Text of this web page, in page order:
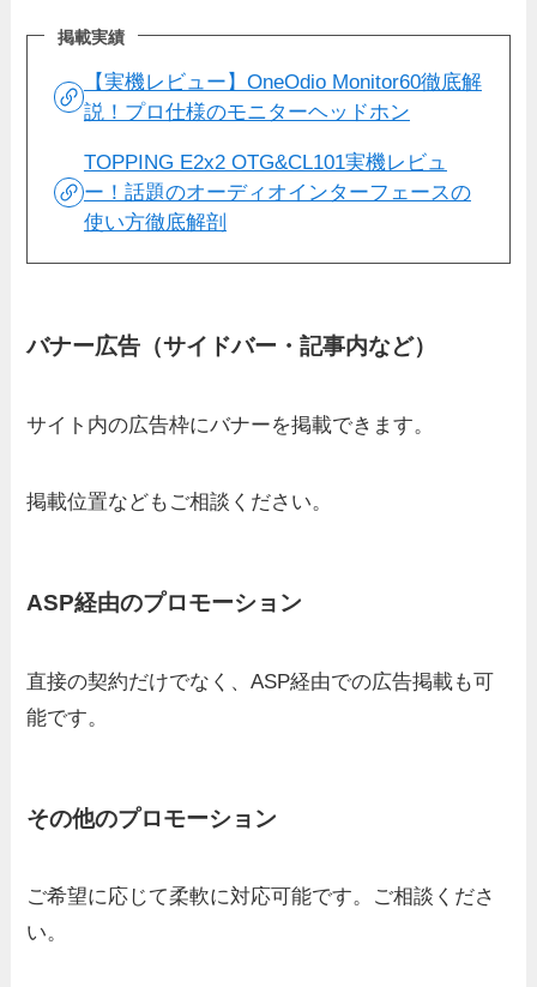
掲載実績
【実機レビュー】OneOdio Monitor60徹底解
説！プロ仕様のモニターヘッドホン
TOPPING E2x2 OTG&CL101実機レビュ
ー！話題のオーディオインターフェースの
使い方徹底解剖
バナー広告（サイドバー・記事内など）
サイト内の広告枠にバナーを掲載できます。
掲載位置などもご相談ください。
ASP経由のプロモーション
直接の契約だけでなく、ASP経由での広告掲載も可
能です。
その他のプロモーション
ご希望に応じて柔軟に対応可能です。ご相談くださ
い。